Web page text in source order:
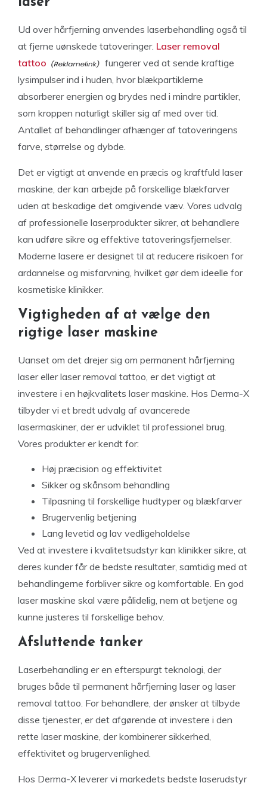
Ud over hårfjerning anvendes laserbehandling også til
at fjerne uønskede tatoveringer. Laser removal
tattoo
fungerer ved at sende kraftige
lysimpulser ind i huden, hvor blækpartiklerne
absorberer energien og brydes ned i mindre partikler,
som kroppen naturligt skiller sig af med over tid.
Antallet af behandlinger afhænger af tatoveringens
farve, størrelse og dybde.
Det er vigtigt at anvende en præcis og kraftfuld laser
maskine, der kan arbejde på forskellige blækfarver
uden at beskadige det omgivende væv. Vores udvalg
af professionelle laserprodukter sikrer, at behandlere
kan udføre sikre og effektive tatoveringsfjernelser.
Moderne lasere er designet til at reducere risikoen for
ardannelse og misfarvning, hvilket gør dem ideelle for
kosmetiske klinikker.
Vigtigheden af at vælge den
rigtige laser maskine
Uanset om det drejer sig om permanent hårfjerning
laser eller laser removal tattoo, er det vigtigt at
investere i en højkvalitets laser maskine. Hos Derma-X
tilbyder vi et bredt udvalg af avancerede
lasermaskiner, der er udviklet til professionel brug.
Vores produkter er kendt for:
Høj præcision og effektivitet
Sikker og skånsom behandling
Tilpasning til forskellige hudtyper og blækfarver
Brugervenlig betjening
Lang levetid og lav vedligeholdelse
Ved at investere i kvalitetsudstyr kan klinikker sikre, at
deres kunder får de bedste resultater, samtidig med at
behandlingerne forbliver sikre og komfortable. En god
laser maskine skal være pålidelig, nem at betjene og
kunne justeres til forskellige behov.
Afsluttende tanker
Laserbehandling er en efterspurgt teknologi, der
bruges både til permanent hårfjerning laser og laser
removal tattoo. For behandlere, der ønsker at tilbyde
disse tjenester, er det afgørende at investere i den
rette laser maskine, der kombinerer sikkerhed,
effektivitet og brugervenlighed.
Hos Derma-X leverer vi markedets bedste laserudstyr